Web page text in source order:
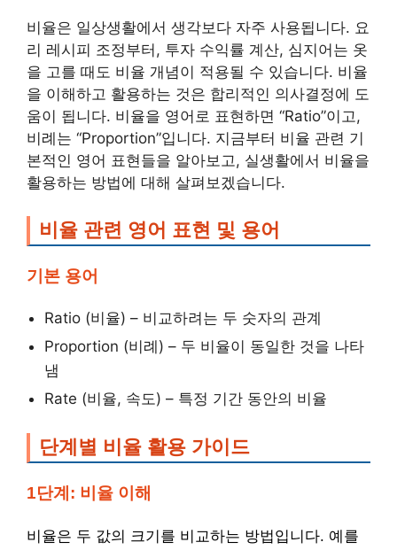
비율은 일상생활에서 생각보다 자주 사용됩니다. 요
리 레시피 조정부터, 투자 수익률 계산, 심지어는 옷
을 고를 때도 비율 개념이 적용될 수 있습니다. 비율
을 이해하고 활용하는 것은 합리적인 의사결정에 도
움이 됩니다. 비율을 영어로 표현하면 “Ratio”이고,
비례는 “Proportion”입니다. 지금부터 비율 관련 기
본적인 영어 표현들을 알아보고, 실생활에서 비율을
활용하는 방법에 대해 살펴보겠습니다.
비율 관련 영어 표현 및 용어
기본 용어
Ratio (비율) – 비교하려는 두 숫자의 관계
Proportion (비례) – 두 비율이 동일한 것을 나타
냄
Rate (비율, 속도) – 특정 기간 동안의 비율
단계별 비율 활용 가이드
1단계: 비율 이해
비율은 두 값의 크기를 비교하는 방법입니다. 예를